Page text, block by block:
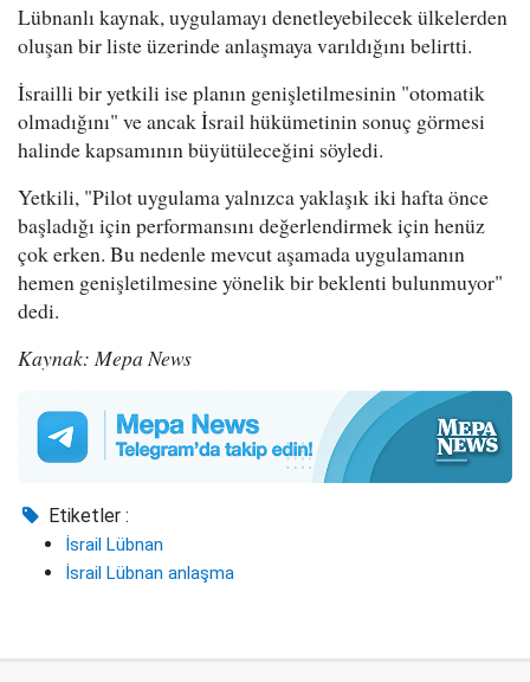
Lübnanlı kaynak, uygulamayı denetleyebilecek ülkelerden
oluşan bir liste üzerinde anlaşmaya varıldığını belirtti.
İsrailli bir yetkili ise planın genişletilmesinin "otomatik
olmadığını" ve ancak İsrail hükümetinin sonuç görmesi
halinde kapsamının büyütüleceğini söyledi.
Yetkili, "Pilot uygulama yalnızca yaklaşık iki hafta önce
başladığı için performansını değerlendirmek için henüz
çok erken. Bu nedenle mevcut aşamada uygulamanın
hemen genişletilmesine yönelik bir beklenti bulunmuyor"
dedi.
Kaynak: Mepa News
Etiketler :
İsrail Lübnan
İsrail Lübnan anlaşma